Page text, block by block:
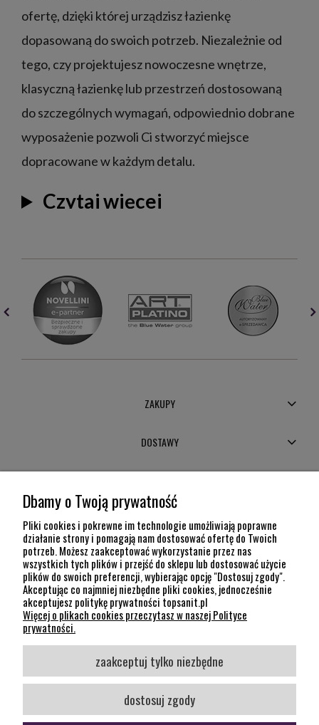
ofertę, dzięki której urządzisz łazienkę
dopasowaną do swoich potrzeb. Niezależnie od
tego, czy projektujesz nowoczesne wnętrze,
klasyczną łazienkę lub przestrzeń dostosowaną
do szczególnych wymagań, odpowiednio dobrane
wyposażenie pozwoli Ci stworzyć miejsce
dopracowane w każdym detalu.
Czytaj więcej
ZAKUPY
DOSTAWY
POMOC
INFORMACJE
KONTAKT
12 307 26 20
Kraków, 30-704 Na Dołach 8
SOCIAL MEDIA
Śledź nas
Dbamy o Twoją prywatność
Pliki cookies i pokrewne im technologie umożliwiają poprawne
działanie strony i pomagają nam dostosować ofertę do Twoich
potrzeb. Możesz zaakceptować wykorzystanie przez nas
wszystkich tych plików i przejść do sklepu lub dostosować użycie
plików do swoich preferencji, wybierając opcję "Dostosuj zgody".
Akceptując co najmniej niezbędne pliki cookies, jednocześnie
akceptujesz politykę prywatności topsanit.pl
Więcej o plikach cookies przeczytasz w naszej Polityce
prywatności.
zaakceptuj tylko niezbędne
dostosuj zgody